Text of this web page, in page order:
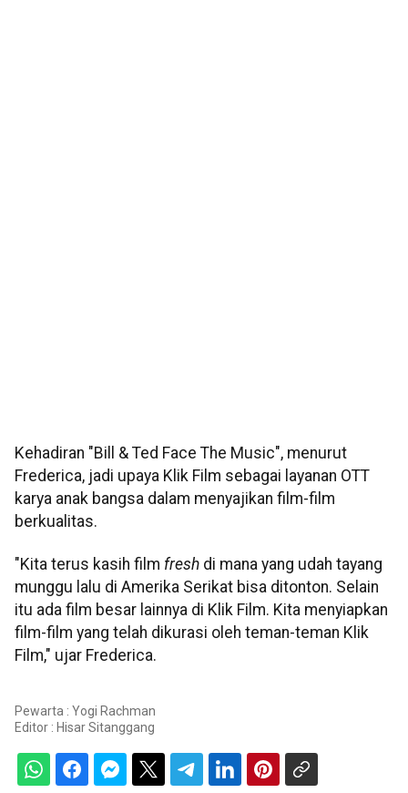
Kehadiran "Bill & Ted Face The Music", menurut
Frederica, jadi upaya Klik Film sebagai layanan OTT
karya anak bangsa dalam menyajikan film-film
berkualitas.
"Kita terus kasih film fresh di mana yang udah tayang
munggu lalu di Amerika Serikat bisa ditonton. Selain
itu ada film besar lainnya di Klik Film. Kita menyiapkan
film-film yang telah dikurasi oleh teman-teman Klik
Film," ujar Frederica.
Pewarta : Yogi Rachman
Editor : Hisar Sitanggang